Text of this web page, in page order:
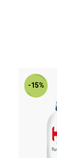
-15%